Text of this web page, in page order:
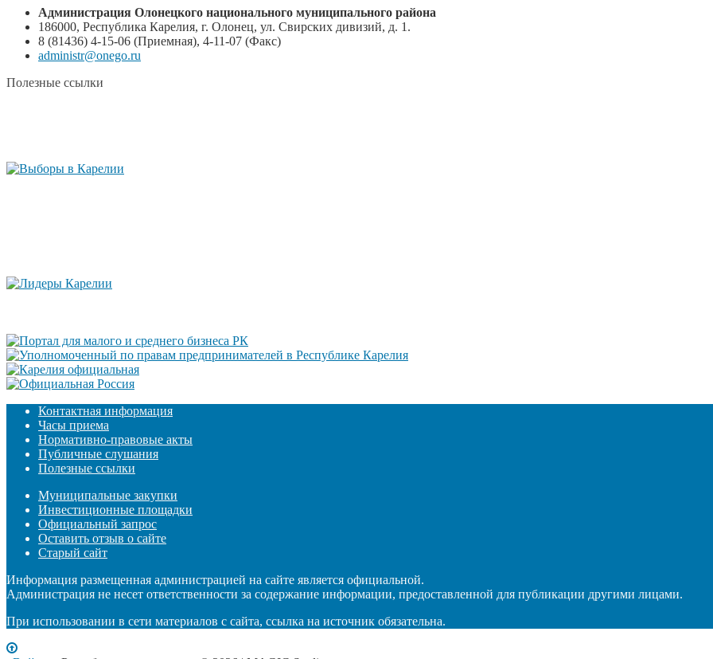
Администрация Олонецкого национального муниципального района
186000, Республика Карелия, г. Олонец, ул. Свирских дивизий, д. 1.
8 (81436) 4-15-06 (Приемная), 4-11-07 (Факс)
administr@onego.ru
Полезные ссылки
Контактная информация
Часы приема
Нормативно-правовые акты
Публичные слушания
Полезные ссылки
Муниципальные закупки
Инвестиционные площадки
Официальный запрос
Оставить отзыв о сайте
Старый сайт
Информация размещенная администрацией на сайте является официальной.
Администрация не несет ответственности за содержание информации, предоставленной для публикации другими лицами.
При использовании в сети материалов с сайта, ссылка на источник обязательна.